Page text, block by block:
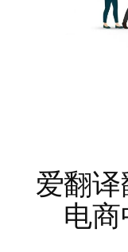
爱翻
电